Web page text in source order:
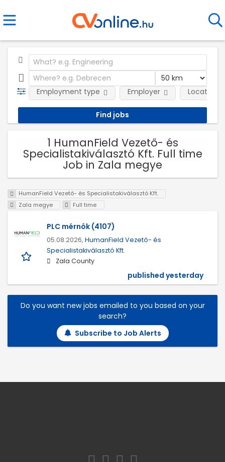
Employment type Employer Location
1 HumanField Vezető- és
Specialistakiválasztó Kft. Full time
Job in Zala megye
HumanField Vezető- és Specialistakiválasztó Kft.
Zala megye
Full time
PLC mérnök (4107)
05.08.2026, HumanField Vezető- és
Specialistakiválasztó Kft.
Zala County
published yesterday
Do you want new jobs emailed to you based on your
search?
Subscribe to Job Alerts